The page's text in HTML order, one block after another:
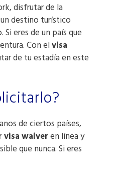
disfrutar de la
destino turístico
eres de un país que
Con elvisa
de tu estadía en este
de ciertos países,
waiveren línea y
que nunca. Si eres